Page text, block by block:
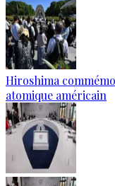
Hiroshima
atomique américain